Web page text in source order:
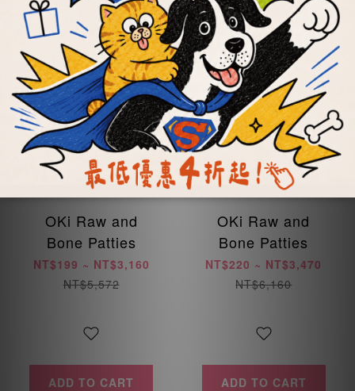
每顆最低19元
OKi Raw and
Bone Patties
NT$199 ~ NT$3,160
NT$5,572
ADD TO CART
每餐最低21元
OKi Raw and
Bone Patties
NT$220 ~ NT$3,470
NT$6,160
ADD TO CART